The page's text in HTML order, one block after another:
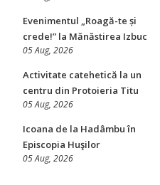
Evenimentul „Roagă-te și
crede!” la Mănăstirea Izbuc
05 Aug, 2026
Activitate catehetică la un
centru din Protoieria Titu
05 Aug, 2026
Icoana de la Hadâmbu în
Episcopia Huşilor
05 Aug, 2026